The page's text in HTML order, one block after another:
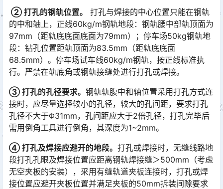
② 打孔的钢轨位置。
打孔与焊接的中心位置只能在钢轨
的中和轴上，正线60kg/m钢轨地段：钢轨腰中部轨顶面为
97mm（距轨底底面底面为79mm）；停车场50kg钢轨地
段：钻孔位置距轨顶面为83.5mm（距轨底底面
68.5mm）。停车场试车线60kg/m钢轨，按正线标准执
行。严禁在轨底角或钢轨接缝处进行打孔或焊接。󠅅󠅃󠄵󠅂󠄪󠇖󠆨󠆨󠇕󠆞󠆒󠅬󠇘󠆭󠆘󠇙󠆝󠅵󠇗󠆭󠆁󠄐󠇗󠅹󠅸󠇖󠆍󠅳󠇖󠅹󠅰󠇖󠆌󠅹
③ 打孔的孔径要求。 钢轨轨腹中和轴位置采用打孔方式连
接时，应尽量选择较小的孔径，较大的孔间距，要求打孔
孔径不大于Φ31mm，孔间距应大于2倍孔径，打孔完毕后
需用倒角工具进行倒角，其深度为1~2mm。󠅅󠅃󠄵󠅂󠄪󠇖󠆨󠆨󠇕󠆞󠆒󠅬󠇘󠆭󠆘󠇙󠆝󠅵󠇗󠆭󠆁󠄐󠇗󠅹󠅸󠇖󠆍󠅳󠇖󠅹󠅰󠇖󠆌󠅹
④ 打孔及焊接应避开的地段。 打孔或焊接时，无缝线路地
段打孔孔眼及焊接位置应距离钢轨焊接缝＞500mm（考虑
无空夹板的安装），采用有缝轨道夹板连接时，打孔或焊
接位置应避开夹板位置并满足夹板的50mm拆装间隙要求